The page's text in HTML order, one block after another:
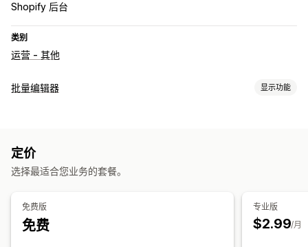
Shopify 后台
类别
运营 - 其他
批量编辑器 显示功能
定价
选择最适合您业务的套餐。
免费版
免费
专业版
$2.99/月